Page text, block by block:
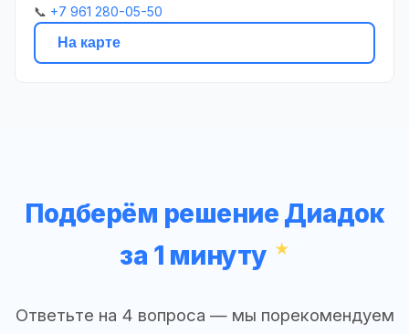
📞 +7 961 280-05-50
На карте
Подберём решение Диадок
за 1 минуту
Ответьте на 4 вопроса — мы порекомендуем